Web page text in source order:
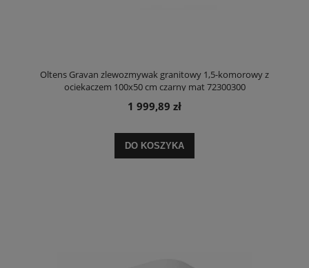
Oltens Gravan zlewozmywak granitowy 1,5-komorowy z
ociekaczem 100x50 cm czarny mat 72300300
1 999,89 zł
DO KOSZYKA